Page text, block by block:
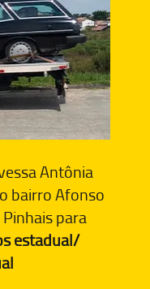
Antônia
bairro Afonso
para
estadual/